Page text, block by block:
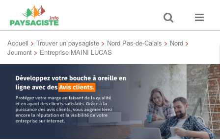
Toggle
search
Toggle
Accueil > Trouver un paysagiste > Nord Pas-de-Calais > Nord >
Jeumont > Entreprise MAINI LUCAS